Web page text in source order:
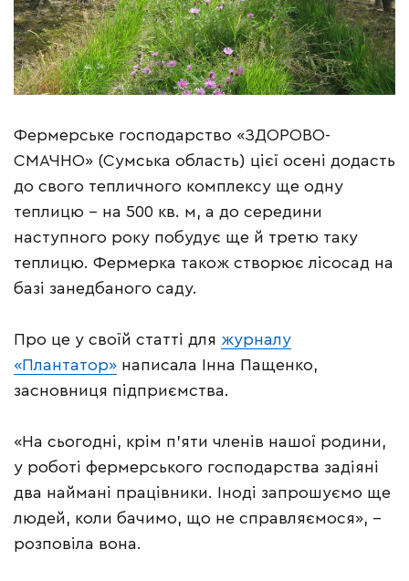
Фермерське господарство «ЗДОРОВО-
СМАЧНО» (Сумська область) цієї осені додасть
до свого тепличного комплексу ще одну
теплицю – на 500 кв. м, а до середини
наступного року побудує ще й третю таку
теплицю. Фермерка також створює лісосад на
базі занедбаного саду.
Про це у своїй статті для журналу
«Плантатор» написала Інна Пащенко,
засновниця підприємства.
«На сьогодні, крім п’яти членів нашої родини,
у роботі фермерського господарства задіяні
два наймані працівники. Іноді запрошуємо ще
людей, коли бачимо, що не справляємося», –
розповіла вона.